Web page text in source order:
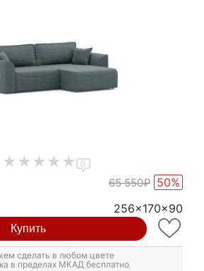
0
65 550₽ 50%
256x170x90
Купить
сделать в любом цвете
в пределах МКАД бесплатно